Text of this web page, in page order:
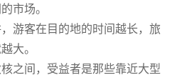
市场。
游客在目的地的时间越长，旅
大。
之间，受益者是那些靠近大型